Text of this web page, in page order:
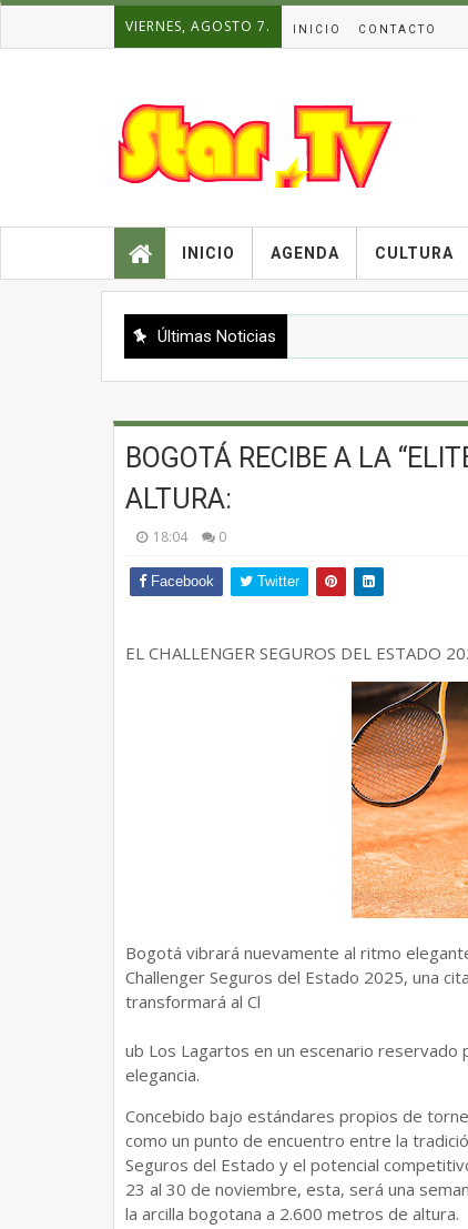
VIERNES, AGOSTO 7. INICIO CONTACTO
INICIO AGENDA CULTURA
Últimas Noticias
BOGOTÁ RECIBE A LA
ALTURA:
18:04 0
Facebook Twitter
EL CHALLENGER SEGUROS DEL ESTADO
Bogotá vibrará nuevamente al ritmo
Challenger Seguros del Estado 2025, una
transformará al Cl
ub Los Lagartos en un escenario
elegancia.
Concebido bajo estándares propios de
como un punto de encuentro entre la
Seguros del Estado y el potencial
23 al 30 de noviembre, esta, será una
la arcilla bogotana a 2.600 metros de altura.